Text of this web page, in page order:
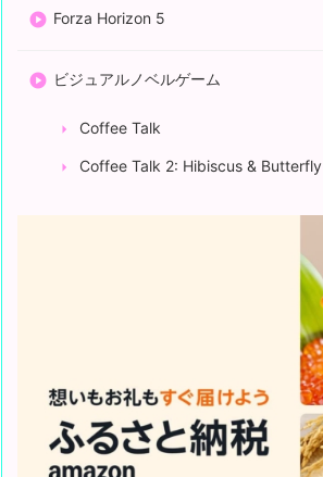
Forza Horizon 5
ビジュアルノベルゲーム
Coffee Talk
Coffee Talk 2: Hibiscus & Butterfly